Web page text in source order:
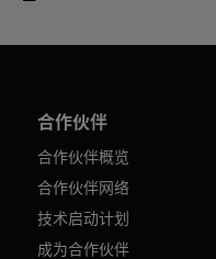
合作伙伴
合作伙伴概览
合作伙伴网络
技术启动计划
成为合作伙伴